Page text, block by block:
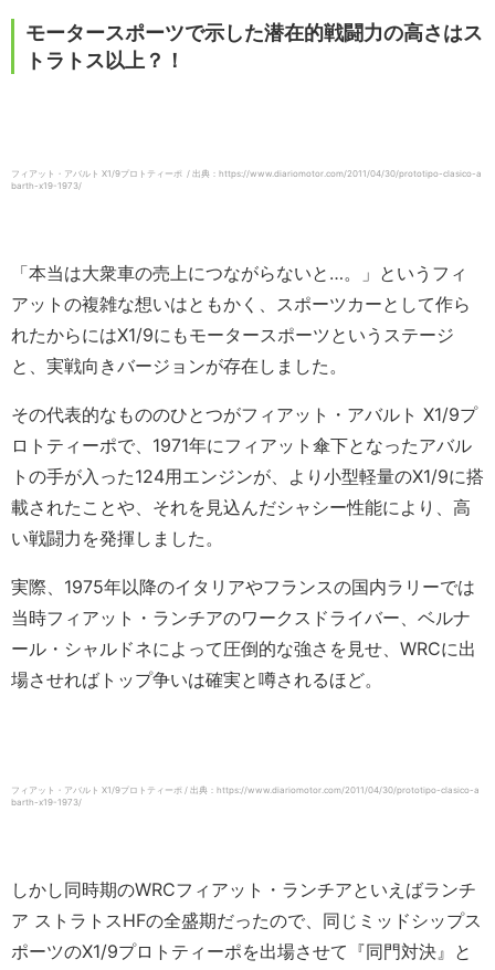
モータースポーツで示した潜在的戦闘力の高さはス
トラトス以上？！
フィアット・アバルト X1/9プロトティーポ / 出典：https://www.diariomotor.com/2011/04/30/prototipo-clasico-a
barth-x19-1973/
「本当は大衆車の売上につながらないと…。」というフィ
アットの複雑な想いはともかく、スポーツカーとして作ら
れたからにはX1/9にもモータースポーツというステージ
と、実戦向きバージョンが存在しました。
その代表的なもののひとつがフィアット・アバルト X1/9プ
ロトティーポで、1971年にフィアット傘下となったアバル
トの手が入った124用エンジンが、より小型軽量のX1/9に搭
載されたことや、それを見込んだシャシー性能により、高
い戦闘力を発揮しました。
実際、1975年以降のイタリアやフランスの国内ラリーでは
当時フィアット・ランチアのワークスドライバー、ベルナ
ール・シャルドネによって圧倒的な強さを見せ、WRCに出
場させればトップ争いは確実と噂されるほど。
フィアット・アバルト X1/9プロトティーポ / 出典：https://www.diariomotor.com/2011/04/30/prototipo-clasico-a
barth-x19-1973/
しかし同時期のWRCフィアット・ランチアといえばランチ
ア ストラトスHFの全盛期だったので、同じミッドシップス
ポーツのX1/9プロトティーポを出場させて『同門対決』と